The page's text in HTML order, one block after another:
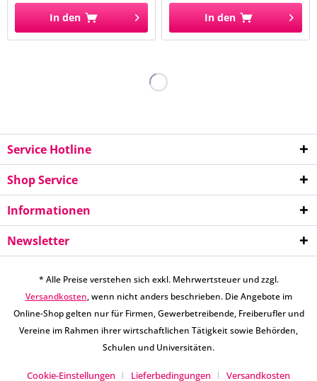
In den In den
Service Hotline
Shop Service
Informationen
Newsletter
* Alle Preise verstehen sich exkl. Mehrwertsteuer und zzgl.
Versandkosten, wenn nicht anders beschrieben. Die Angebote im
Online-Shop gelten nur für Firmen, Gewerbetreibende, Freiberufler und
Vereine im Rahmen ihrer wirtschaftlichen Tätigkeit sowie Behörden,
Schulen und Universitäten.
Cookie-Einstellungen Lieferbedingungen Versandkosten